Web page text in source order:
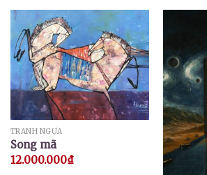
TRANH NGỰA
Song mã
12.000.000₫